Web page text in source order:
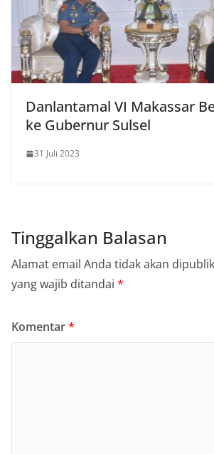
Danlantamal VI Makassar
ke Gubernur Sulsel
31 Juli 2023
Tinggalkan Balasan
Alamat email Anda tidak akan
yang wajib ditandai *
Komentar*